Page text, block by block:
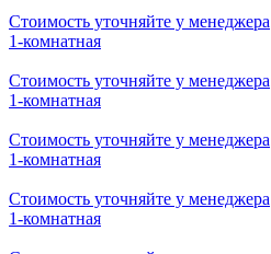
Стоимость уточняйте у менеджера
2-комнатная
Стоимость уточняйте у менеджера
3-комнатная
Стоимость уточняйте у менеджера
3-комнатная
Стоимость уточняйте у менеджера
1-комнатная